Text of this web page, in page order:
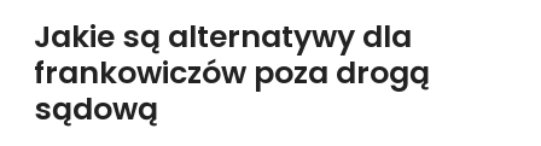
Jakie są alternatywy dla
frankowiczów poza drogą
sądową